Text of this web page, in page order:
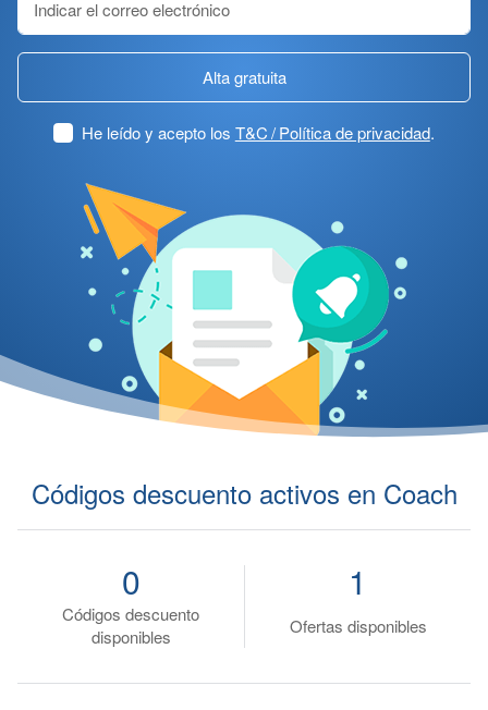
Alta gratuita
He leído y acepto los T&C / Política de privacidad.
Códigos descuento activos en Coach
Códigos descuento
disponibles
0
Ofertas disponibles
1